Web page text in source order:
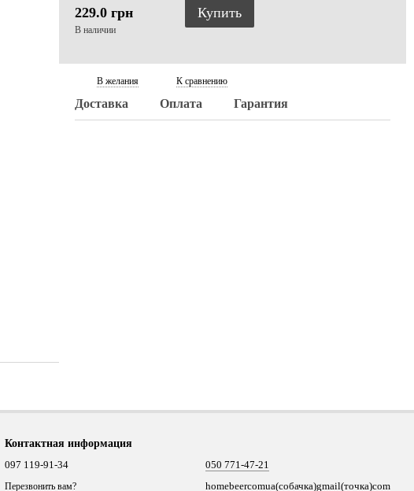
229.0 грн
В наличии
Купить
В желания К сравнению
Доставка Оплата Гарантия
Контактная информация
097 119-91-34
Перезвонить вам?
050 771-47-21
homebeercomua(собачка)gmail(точка)com